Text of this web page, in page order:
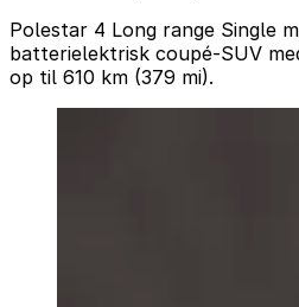
Polestar 4 Long range Single
batterielektrisk coupé-SUV
op til 610 km (379 mi).